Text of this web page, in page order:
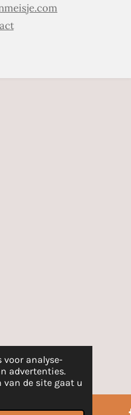
voor analyse-
advertenties.
de site gaat u